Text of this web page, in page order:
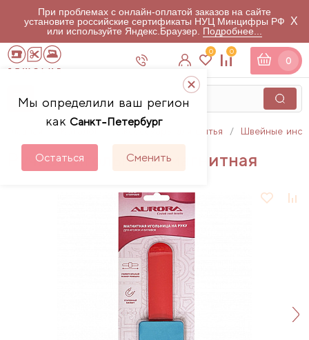
При проблемах с онлайн-оплатой заказов на сайте
установите российские сертификаты НУЦ Минцифры РФ
или используйте Яндекс.Браузер. Подробнее...
X
Мы определили ваш регион
как Санкт-Петербург
Остаться Сменить
0 0
0
Аксессуары для шитья Швейные
Ручная игольница магнитная